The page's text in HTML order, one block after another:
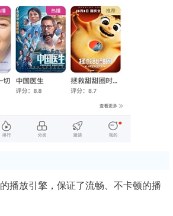
播放引擎，保证了流畅、不卡顿的播